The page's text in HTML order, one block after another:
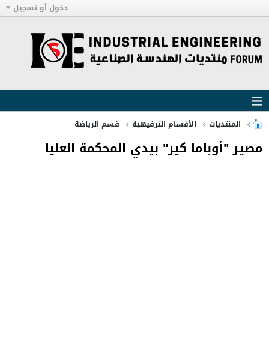
دخول أو تسجيل
المنتديات الأقسام الترفيهية قسم الرياضة
مصير "أوباما كير" بيدي المحكمة العليا